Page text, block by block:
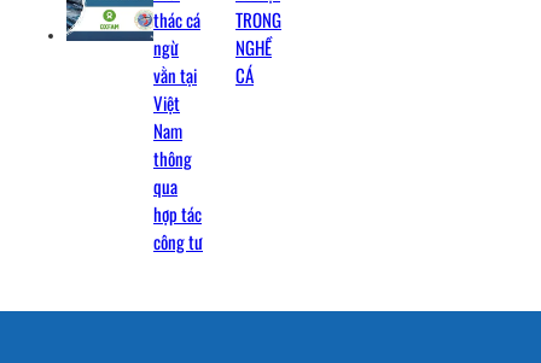
thác cá
ngừ
vằn tại
Việt
Nam
thông
qua
hợp tác
công tư
TRONG
NGHỀ
CÁ